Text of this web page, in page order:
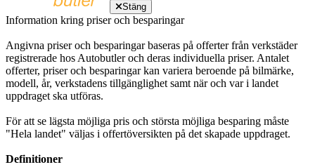
Stäng
Information kring priser och besparingar
Angivna priser och besparingar baseras på offerter från verkstäder
registrerade hos Autobutler och deras individuella priser. Antalet
offerter, priser och besparingar kan variera beroende på bilmärke,
modell, år, verkstadens tillgänglighet samt när och var i landet
uppdraget ska utföras.
För att se lägsta möjliga pris och största möjliga besparing måste
"Hela landet" väljas i offertöversikten på det skapade uppdraget.
Definitioner